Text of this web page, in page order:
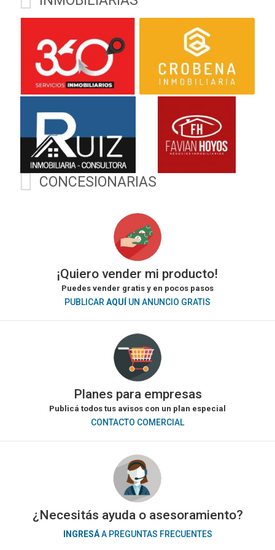
$
Kms
https://wa.me/543854205568
) Descubrí más en
Seguinos en
Instagram.com/mallorca.automóviles
y Facebook: Mallorca
Automóviles
CONCESIONARIAS
¡Quiero vender mi producto!
Puedes vender gratis y en pocos pasos
PUBLICAR AQUÍ UN ANUNCIO GRATIS
Planes para empresas
Publicá todos tus avisos con un plan especial
CONTACTO COMERCIAL
¿Necesitás ayuda o asesoramiento?
INGRESÁA PREGUNTAS FRECUENTES